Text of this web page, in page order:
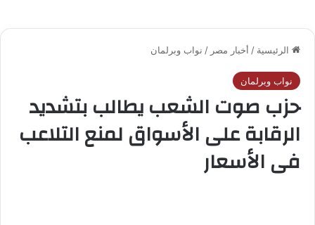
الرئيسية / أخبار مصر / نواب وبرلمان
نواب وبرلمان
حزب صوت الشعب يطالب بتشديد
الرقابة على الأسواق لمنع التلاعب
فى الأسعار